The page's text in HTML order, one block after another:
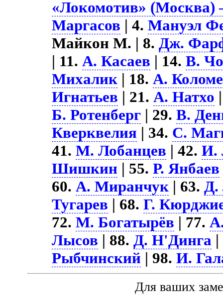
«Локомотив» (Москва)
Маргасов | 4.Мануэл
Майкон М. | 8.Дж.
| 11.А. Касаев | 14.В.
Михалик | 18.А.
Игнатьев | 21.А. Натхо
Б. Ротенберг | 29.В.
Кверквелия | 34. С.
41.М. Лобанцев | 42.И.
Шишкин | 55.Р. Янбаев
60.А. Миранчук | 63.Д.
Тугарев | 68.Г.
72.М. Богатырёв | 77.
Лысов | 88.Д. Н'Динга
Рыбчинский | 98.И.
Для ваших